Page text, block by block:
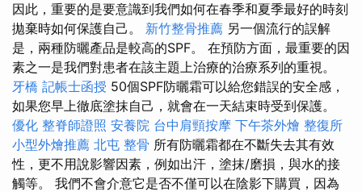
因此，重要的是要意識到我們如何在春季和夏季最好的時刻
拋棄時如何保護自己。 新竹整骨推薦 另一個流行的誤解
是，兩種防曬產品是較高的SPF。 在預防方面，最重要的因
素之一是我們對患者在該主題上治療的治療系列的重視。
牙橋 記帳士函授 50個SPF防曬霜可以給您錯誤的安全感，
如果您早上徹底塗抹自己，就會在一天結束時受到保護。
優化 整脊師證照 安養院 台中肩頸按摩 下午茶外燴 整復所
小型外燴推薦 北屯 整骨 所有防曬霜都在不斷失去其有效
性，更不用說影響因素，例如出汗，塗抹/磨損，與水的接
觸等。 我們不會介意它是否不僅可以在陰影下購買，因為